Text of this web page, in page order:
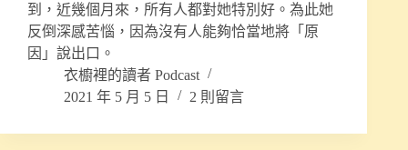
到，近幾個月來，所有人都對她特別好。為此她
反倒深感苦惱，因為沒有人能夠恰當地將「原
因」說出口。
衣櫥裡的讀者 Podcast
2021 年 5 月 5 日
2 則留言